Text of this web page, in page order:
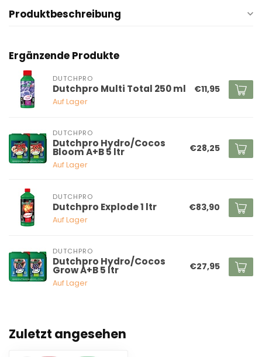
Produktbeschreibung
Ergänzende Produkte
DUTCHPRO
Dutchpro Multi Total 250 ml
Auf Lager
€11,95
DUTCHPRO
Dutchpro Hydro/Cocos
Bloom A+B 5 ltr
Auf Lager
€28,25
DUTCHPRO
Dutchpro Explode 1 ltr
Auf Lager
€83,90
DUTCHPRO
Dutchpro Hydro/Cocos
Grow A+B 5 ltr
Auf Lager
€27,95
Zuletzt angesehen